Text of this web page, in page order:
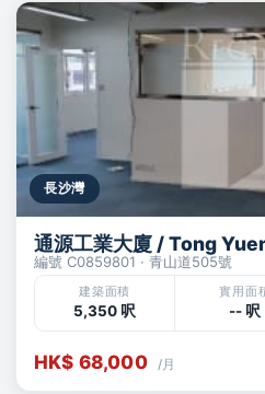
長沙灣
通源工業大廈 / Tong
編號 C0859801 · 青山道505號
建築面積
5,350 呎
實用面
-- 呎
HK$ 68,000 /月